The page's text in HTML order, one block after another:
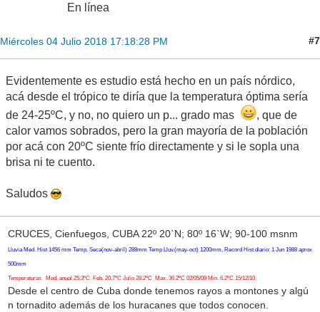
En línea
Miércoles 04 Julio 2018 17:18:28 PM #7
Evidentemente es estudio está hecho en un país nórdico,
acá desde el trópico te diría que la temperatura óptima sería
de 24-25ºC, y no, no quiero un p... grado mas
, que de
calor vamos sobrados, pero la gran mayoría de la población
por acá con 20ºC siente frío directamente y si le sopla una
brisa ni te cuento.
Saludos
CRUCES, Cienfuegos, CUBA 22º 20`N; 80º 16`W; 90-100 msnm
Lluvia Med. Hist 1456 mm Temp. Seca(nov-abril) 288mm Temp Lluv.(may-oct) 1200mm, Record Hist diario: 1 Jun 1988 aprox
500mm
Temperaturas Med. anual 25.3ºC Feb. 20.7ºC Julio 28.2ºC Max. 36.2ºC 02/05/09 Min. 6.2ºC 15/12/10
Desde el centro de Cuba donde tenemos rayos a montones y algú
n tornadito además de los huracanes que todos conocen.